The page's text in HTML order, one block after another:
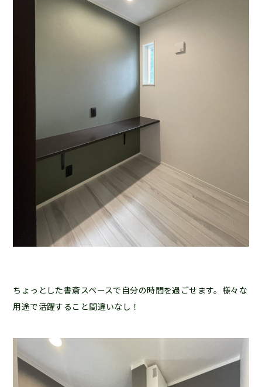
ちょっとした書斎スペースで自分の時間を過ごせます。様々な
用途で活躍すること間違いなし！